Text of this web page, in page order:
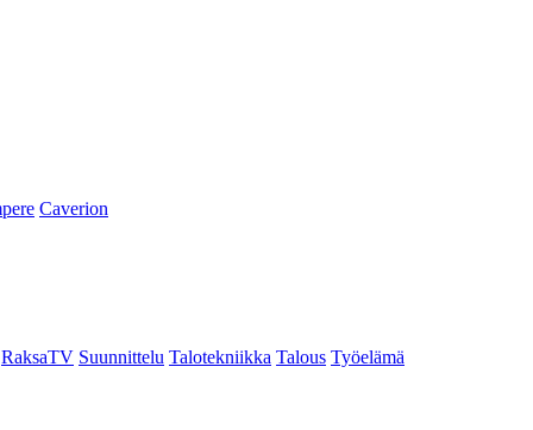
Caverion
RaksaTV Suunnittelu Talotekniikka Talous Työelämä